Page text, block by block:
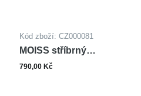
Kód zboží: CZ000081
MOISS stříbrný
přívěsek SRDCE
790,00 Kč